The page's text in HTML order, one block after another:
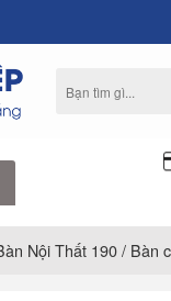
kiếm:
Nội Thất 190/ Bàn